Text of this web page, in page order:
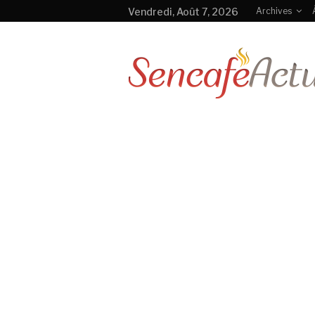
Vendredi, Août 7, 2026 Archives